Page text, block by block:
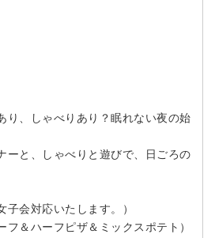
り、しゃべりあり？眠れない夜の始
ーと、しゃべりと遊びで、日ごろの
子会対応いたします。）
フ＆ハーフピザ＆ミックスポテト）